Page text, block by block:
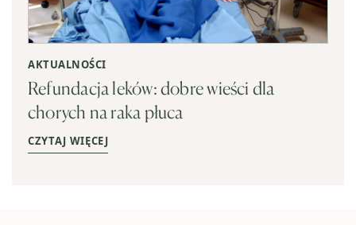
AKTUALNOŚCI
Refundacja leków: dobre wieści dla
chorych na raka płuca
CZYTAJ WIĘCEJ